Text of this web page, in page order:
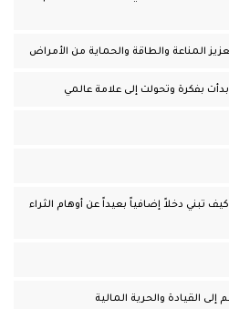
حقيقة التسويق الشبكيdxn كيف تبني دخلاً إضافياً بعيداً عن أوهام الثراء